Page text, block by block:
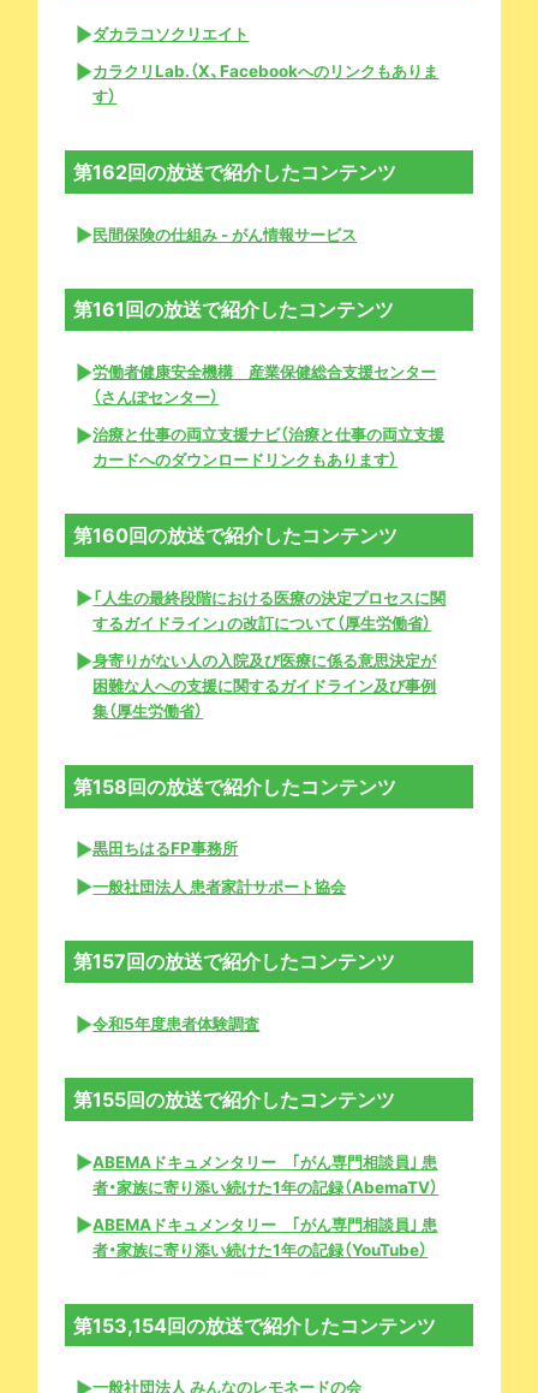
ダカラコソクリエイト
カラクリLab.（X、Facebookへのリンクもありま
す）
第162回の放送で紹介したコンテンツ
民間保険の仕組み - がん情報サービス
第161回の放送で紹介したコンテンツ
労働者健康安全機構 産業保健総合支援センター
（さんぽセンター）
治療と仕事の両立支援ナビ（治療と仕事の両立支援
カードへのダウンロードリンクもあります）
第160回の放送で紹介したコンテンツ
「人生の最終段階における医療の決定プロセスに関
するガイドライン」の改訂について（厚生労働省）
身寄りがない人の入院及び医療に係る意思決定が
困難な人への支援に関するガイドライン及び事例
集（厚生労働省）
第158回の放送で紹介したコンテンツ
黒田ちはるFP事務所
一般社団法人 患者家計サポート協会
第157回の放送で紹介したコンテンツ
令和5年度患者体験調査
第155回の放送で紹介したコンテンツ
ABEMAドキュメンタリー ｢がん専門相談員｣ 患
者・家族に寄り添い続けた1年の記録（AbemaTV）
ABEMAドキュメンタリー ｢がん専門相談員｣ 患
者・家族に寄り添い続けた1年の記録（YouTube）
第153,154回の放送で紹介したコンテンツ
一般社団法人 みんなのレモネードの会